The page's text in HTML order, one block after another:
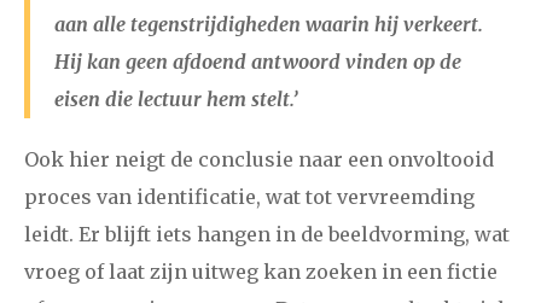
aan alle tegenstrijdigheden waarin hij verkeert.
Hij kan geen afdoend antwoord vinden op de
eisen die lectuur hem stelt.’
Ook hier neigt de conclusie naar een onvoltooid
proces van identificatie, wat tot vervreemding
leidt. Er blijft iets hangen in de beeldvorming, wat
vroeg of laat zijn uitweg kan zoeken in een fictie